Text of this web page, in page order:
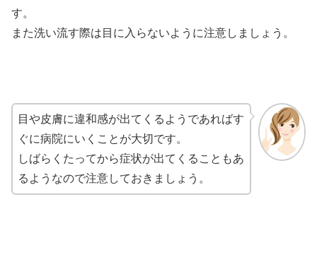
す。
また洗い流す際は目に入らないように注意しましょう。
目や皮膚に違和感が出てくるようであればす
ぐに病院にいくことが大切です。
しばらくたってから症状が出てくることもあ
るようなので注意しておきましょう。